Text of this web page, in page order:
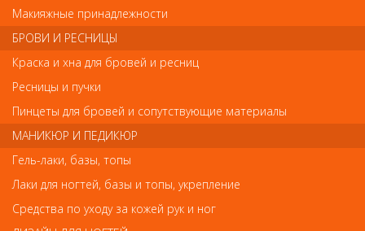
Имя
Код
Обратите внимание
Макияжные принадлежности
БРОВИ И РЕСНИЦЫ
Краска и хна для бровей и ресниц
Ресницы и пучки
Пинцеты для бровей и сопутствующие материалы
МАНИКЮР И ПЕДИКЮР
Гель-лаки, базы, топы
Лаки для ногтей, базы и топы, укрепление
Средства по уходу за кожей рук и ног